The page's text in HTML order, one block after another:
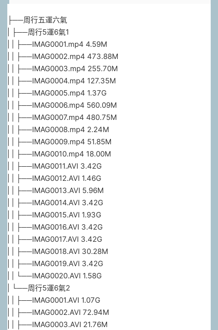
├──周行五運六氣
| ├──周行5運6氣1
| | ├──IMAG0001.mp4 4.59M
| | ├──IMAG0002.mp4 473.88M
| | ├──IMAG0003.mp4 255.70M
| | ├──IMAG0004.mp4 127.35M
| | ├──IMAG0005.mp4 1.37G
| | ├──IMAG0006.mp4 560.09M
| | ├──IMAG0007.mp4 480.75M
| | ├──IMAG0008.mp4 2.24M
| | ├──IMAG0009.mp4 51.85M
| | ├──IMAG0010.mp4 18.00M
| | ├──IMAG0011.AVI 3.42G
| | ├──IMAG0012.AVI 1.46G
| | ├──IMAG0013.AVI 5.96M
| | ├──IMAG0014.AVI 3.42G
| | ├──IMAG0015.AVI 1.93G
| | ├──IMAG0016.AVI 3.42G
| | ├──IMAG0017.AVI 3.42G
| | ├──IMAG0018.AVI 30.28M
| | ├──IMAG0019.AVI 3.42G
| | └──IMAG0020.AVI 1.58G
| └──周行5運6氣2
| | ├──IMAG0001.AVI 1.07G
| | ├──IMAG0002.AVI 72.94M
| | ├──IMAG0003.AVI 21.76M